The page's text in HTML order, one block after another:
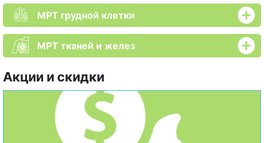
МРТ грудной клетки
МРТ тканей и желез
Акции и скидки